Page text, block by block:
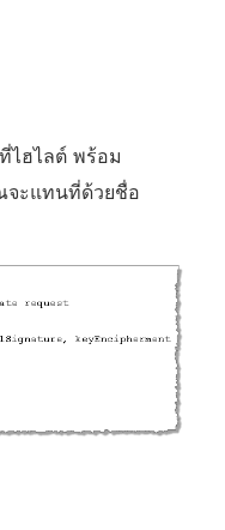
ไฮไลต์ พร้อม
ะแทนที่ด้วยชื่อ